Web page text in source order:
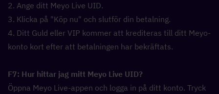
2. Ange ditt Meyo Live UID.
3. Klicka på "Köp nu" och slutför din betalning.
4. Ditt Guld eller VIP kommer att krediteras till ditt Meyo-
konto kort efter att betalningen har bekräftats.
F7: Hur hittar jag mitt Meyo Live UID?
Öppna Meyo Live-appen och logga in på ditt konto. Tryck